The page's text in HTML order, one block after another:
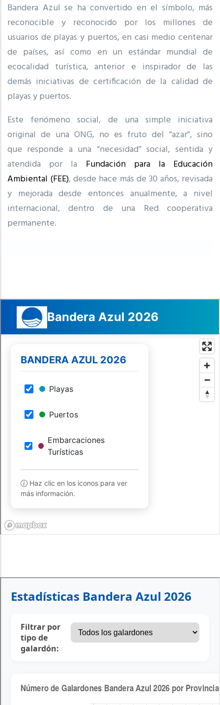
Bandera Azul se ha convertido en el símbolo, más
reconocible y reconocido por los millones de
usuarios de playas y puertos, en casi medio centenar
de países, así como en un estándar mundial de
ecocalidad turística, anterior e inspirador de las
demás iniciativas de certificación de la calidad de
playas y puertos.
Este fenómeno social, de una simple iniciativa
original de una ONG, no es fruto del “azar”, sino
que responde a una “necesidad” social, sentida y
atendida por la Fundación para la Educación
Ambiental (FEE), desde hace más de 30 años, revisada
y mejorada desde entonces anualmente, a nivel
internacional, dentro de una Red cooperativa
permanente.